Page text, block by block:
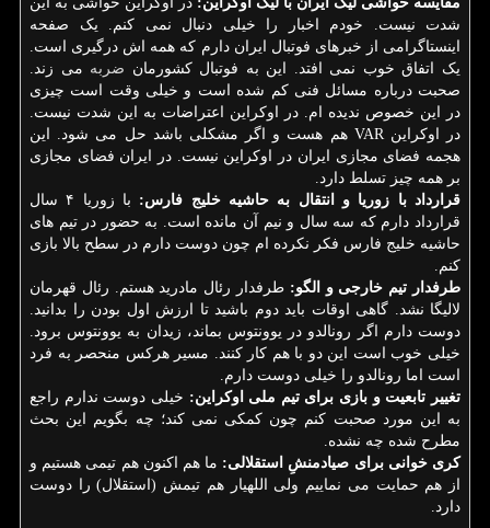
شدت نیست. خودم اخبار را خیلی دنبال نمی کنم. یک صفحه
اینستاگرامی از خبرهای فوتبال ایران دارم که همه اش درگیری است.
یک اتفاق خوب نمی افتد. این به فوتبال کشورمان ضربه می زند.
صحبت درباره مسائل فنی کم شده است و خیلی وقت است چیزی
در این خصوص ندیده ام. در اوکراین اعتراضات به این شدت نیست.
در اوکراین VAR هم هست و اگر مشکلی باشد حل می شود. این
هجمه فضای مجازی ایران در اوکراین نیست. در ایران فضای مجازی
بر همه چیز تسلط دارد.
قرارداد با زوریا و انتقال به حاشیه خلیج فارس:
با زوریا ۴ سال
قرارداد دارم که سه سال و نیم آن مانده است. به حضور در تیم های
حاشیه خلیج فارس فکر نکرده ام چون دوست دارم در سطح بالا بازی
کنم.
طرفدار تیم خارجی و الگو: طرفدار رئال مادرید هستم. رئال قهرمان
لالیگا نشد. گاهی اوقات باید دوم باشید تا ارزش اول بودن را بدانید.
دوست دارم اگر رونالدو در یوونتوس بماند، زیدان به یوونتوس برود.
خیلی خوب است این دو با هم کار کنند. مسیر هرکس منحصر به فرد
است اما رونالدو را خیلی دوست دارم.
تغییر تابعیت و بازی برای تیم ملی اوکراین: خیلی دوست ندارم راجع
به این مورد صحبت کنم چون کمکی نمی کند؛ چه بگویم این بحث
مطرح شده چه نشده.
کری خوانی برای صیادمنشِ استقلالی: ما هم اکنون هم تیمی هستیم و
از هم حمایت می نماییم ولی اللهیار هم تیمش (استقلال) را دوست
دارد.